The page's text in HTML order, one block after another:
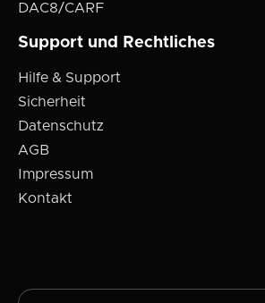
DAC8/CARF
Support und Rechtliches
Hilfe & Support
Sicherheit
Datenschutz
AGB
Impressum
Kontakt